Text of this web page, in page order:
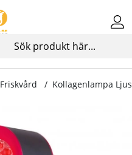
Friskvård Kollagenlampa